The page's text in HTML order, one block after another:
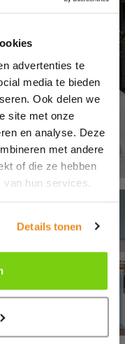
advertenties te
media te bieden
Ook delen we
site met onze
en analyse. Deze
met andere
of die ze hebben
hun services.
Details tonen